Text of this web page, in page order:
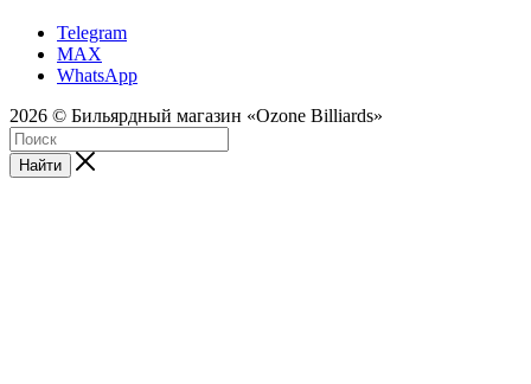
Telegram
MAX
WhatsApp
2026 © Бильярдный магазин «Ozone Billiards»
Найти